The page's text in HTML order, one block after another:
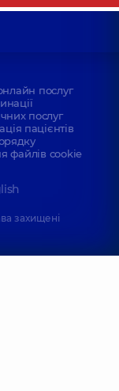
послуг
послуг
пацієнтів
файлів cookie
захищені